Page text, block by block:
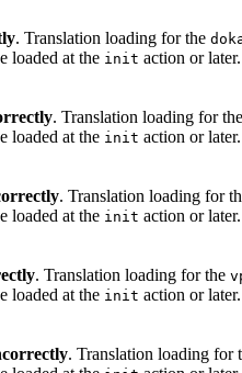
. Translation loading for the
loaded at the init action or
. Translation loading for the
loaded at the init action or
. Translation loading for
loaded at the init action or
. Translation loading for the
loaded at the init action or
. Translation loading for